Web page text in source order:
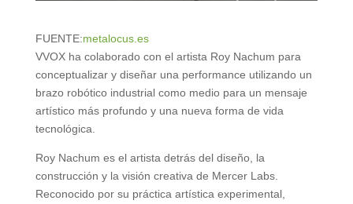
FUENTE:metalocus.es
VVOX ha colaborado con el artista Roy Nachum para
conceptualizar y diseñar una performance utilizando un
brazo robótico industrial como medio para un mensaje
artístico más profundo y una nueva forma de vida
tecnológica.
Roy Nachum es el artista detrás del diseño, la
construcción y la visión creativa de Mercer Labs.
Reconocido por su práctica artística experimental,